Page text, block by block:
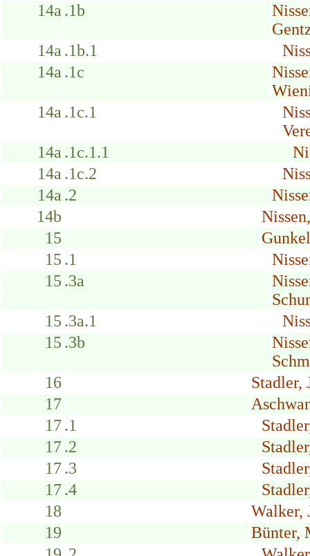
14a .1b
14a .1b.1
14a .1c
14a .1c.1
14a .1c.1.1
14a .1c.2
14a .2
14b
15
15 .1
15 .3a
15 .3a.1
15 .3b
16
Stadler,
17
17.1
17.2
17.3
17.4
18
Walker,
19
Bünter,